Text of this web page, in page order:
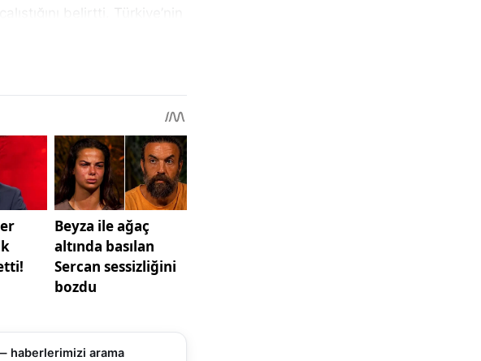
tutmaya devam edeceğini
iyi ilişkiler olduğunu
ötesine geçti;
Türkiye’nin resmi
kanalları üzerinden
etik zeminde de
hem bölgesel
haberlerimizi arama